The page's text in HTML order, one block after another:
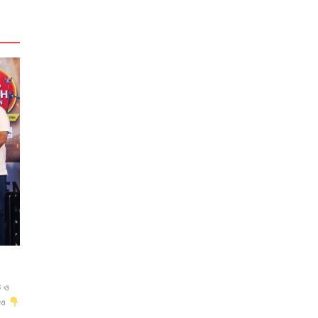
ও